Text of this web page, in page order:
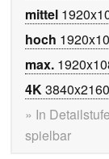
mittel
hoch
max.
4K3840x2160
» In
spielbar